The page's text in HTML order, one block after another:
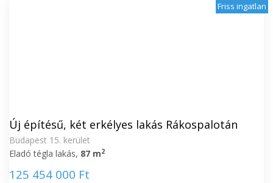
Friss ingatlan
Új építésű, két erkélyes lakás Rákospalotán
Budapest 15. kerület
Eladó tégla lakás, 87 m2
125 454 000 Ft